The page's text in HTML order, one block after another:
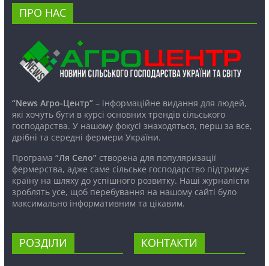
ПРО НАС
“News Агро-Центр”– інформаційне видання для людей,
які хочуть бути в курсі основних трендів сільського
господарства. У нашому фокусі знаходяться, перш за все,
дрібні та середні фермери України.
Програма “Ля Село”створена для популяризації
фермерства, адже саме сільське господарство підтримує
країну на шляху до успішного розвитку. Наші журналісти
зроблять усе, щоб перебування на нашому сайті було
максимально інформативним та цікавим.
РОЗДІЛИ КОНТАКТИ